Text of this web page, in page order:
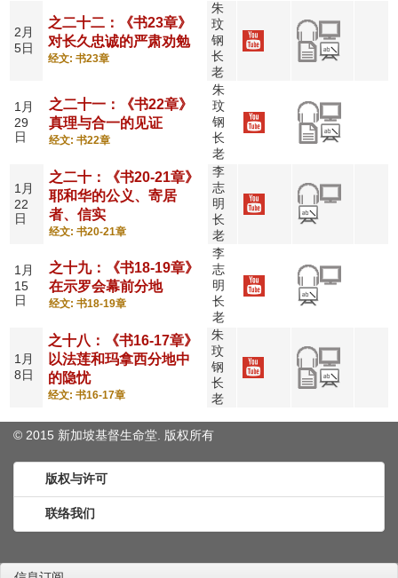
2月
5日
之二十二：《书23章》
对长久忠诚的严肃劝勉
经文: 书23章
朱
玟
钢
长
老
1月
29
日
之二十一：《书22章》
真理与合一的见证
经文: 书22章
朱
玟
钢
长
老
1月
22
日
之二十：《书20-21章》
耶和华的公义、寄居
者、信实
经文: 书20-21章
李
志
明
长
老
1月
15
日
之十九：《书18-19章》
在示罗会幕前分地
经文: 书18-19章
李
志
明
长
老
1月
8日
之十八：《书16-17章》
以法莲和玛拿西分地中
的隐忧
经文: 书16-17章
朱
玟
钢
长
老
© 2015 新加坡基督生命堂. 版权所有
版权与许可
联络我们